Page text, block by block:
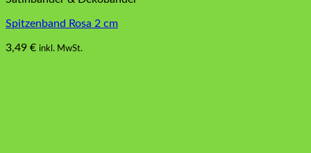
Spitzenband Rosa 2 cm
3,49 € inkl. MwSt.